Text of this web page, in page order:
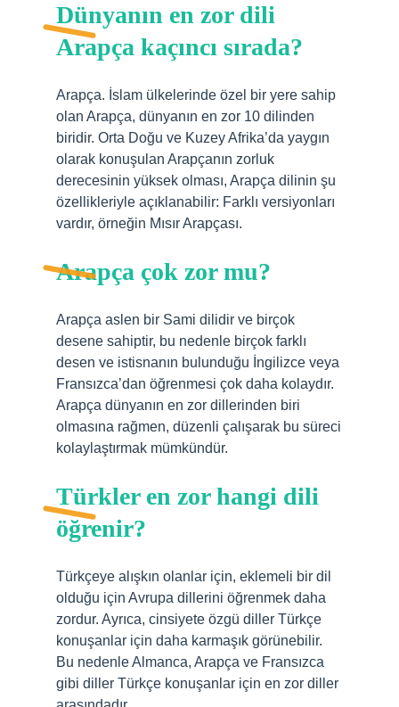
Dünyanın en zor dili
Arapça kaçıncı sırada?
Arapça. İslam ülkelerinde özel bir yere sahip
olan Arapça, dünyanın en zor 10 dilinden
biridir. Orta Doğu ve Kuzey Afrika’da yaygın
olarak konuşulan Arapçanın zorluk
derecesinin yüksek olması, Arapça dilinin şu
özellikleriyle açıklanabilir: Farklı versiyonları
vardır, örneğin Mısır Arapçası.
Arapça çok zor mu?
Arapça aslen bir Sami dilidir ve birçok
desene sahiptir, bu nedenle birçok farklı
desen ve istisnanın bulunduğu İngilizce veya
Fransızca’dan öğrenmesi çok daha kolaydır.
Arapça dünyanın en zor dillerinden biri
olmasına rağmen, düzenli çalışarak bu süreci
kolaylaştırmak mümkündür.
Türkler en zor hangi dili
öğrenir?
Türkçeye alışkın olanlar için, eklemeli bir dil
olduğu için Avrupa dillerini öğrenmek daha
zordur. Ayrıca, cinsiyete özgü diller Türkçe
konuşanlar için daha karmaşık görünebilir.
Bu nedenle Almanca, Arapça ve Fransızca
gibi diller Türkçe konuşanlar için en zor diller